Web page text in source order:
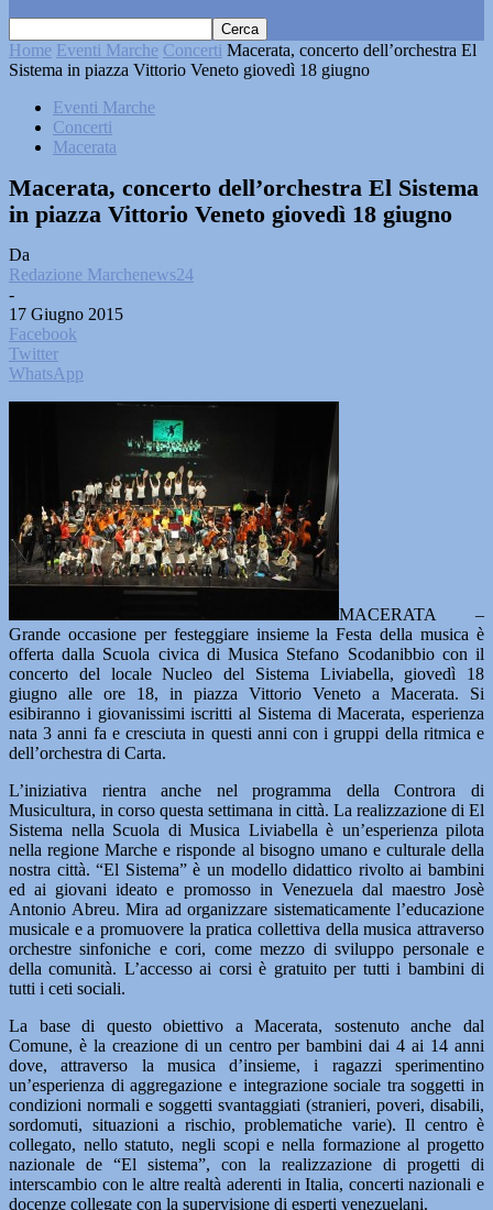
Home Eventi Marche Concerti Macerata, concerto dell’orchestra El
Sistema in piazza Vittorio Veneto giovedì 18 giugno
Eventi Marche
Concerti
Macerata
Macerata, concerto dell’orchestra El Sistema
in piazza Vittorio Veneto giovedì 18 giugno
Da
Redazione Marchenews24
-
17 Giugno 2015
Facebook
Twitter
WhatsApp
MACERATA –
Grande occasione per festeggiare insieme la Festa della musica è
offerta dalla Scuola civica di Musica Stefano Scodanibbio con il
concerto del locale Nucleo del Sistema Liviabella, giovedì 18
giugno alle ore 18, in piazza Vittorio Veneto a Macerata. Si
esibiranno i giovanissimi iscritti al Sistema di Macerata, esperienza
nata 3 anni fa e cresciuta in questi anni con i gruppi della ritmica e
dell’orchestra di Carta.
L’iniziativa rientra anche nel programma della Controra di
Musicultura, in corso questa settimana in città. La realizzazione di El
Sistema nella Scuola di Musica Liviabella è un’esperienza pilota
nella regione Marche e risponde al bisogno umano e culturale della
nostra città. “El Sistema” è un modello didattico rivolto ai bambini
ed ai giovani ideato e promosso in Venezuela dal maestro Josè
Antonio Abreu. Mira ad organizzare sistematicamente l’educazione
musicale e a promuovere la pratica collettiva della musica attraverso
orchestre sinfoniche e cori, come mezzo di sviluppo personale e
della comunità. L’accesso ai corsi è gratuito per tutti i bambini di
tutti i ceti sociali.
La base di questo obiettivo a Macerata, sostenuto anche dal
Comune, è la creazione di un centro per bambini dai 4 ai 14 anni
dove, attraverso la musica d’insieme, i ragazzi sperimentino
un’esperienza di aggregazione e integrazione sociale tra soggetti in
condizioni normali e soggetti svantaggiati (stranieri, poveri, disabili,
sordomuti, situazioni a rischio, problematiche varie). Il centro è
collegato, nello statuto, negli scopi e nella formazione al progetto
nazionale de “El sistema”, con la realizzazione di progetti di
interscambio con le altre realtà aderenti in Italia, concerti nazionali e
docenze collegate con la supervisione di esperti venezuelani.